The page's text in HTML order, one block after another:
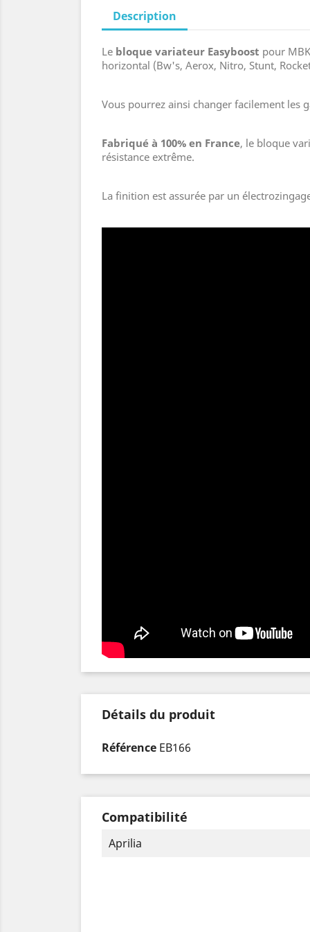
Description
Le bloque variateur Easyboost pour
horizontal (Bw's, Aerox, Nitro, Stunt,
Vous pourrez ainsi changer facilement les
Fabriqué à 100% en France, le bloque
résistance extrême.
La finition est assurée par un
Détails du produit
Référence EB166
Compatibilité
Aprilia